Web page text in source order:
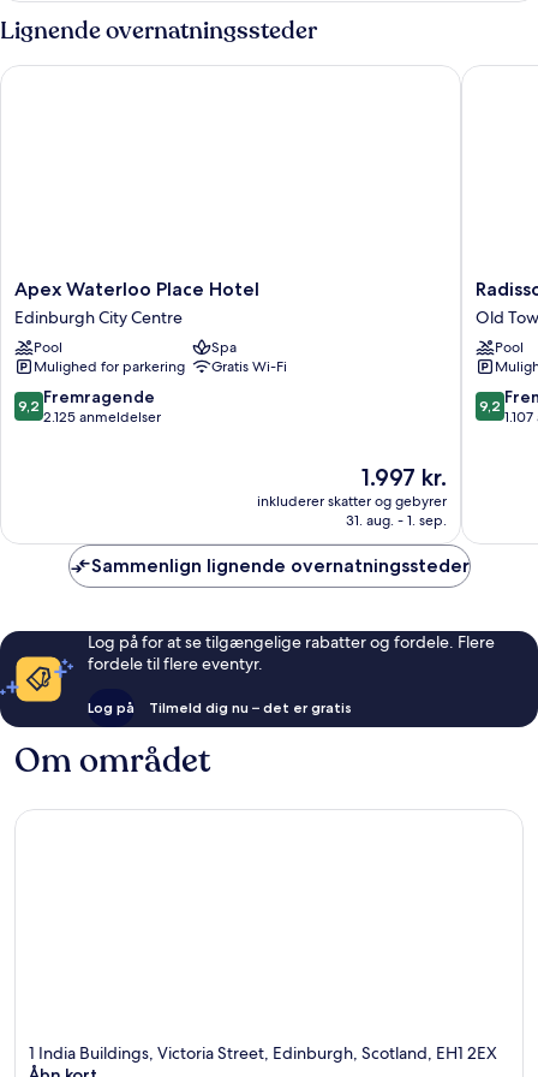
Lignende overnatningssteder
Apex
Waterloo
Place
Hotel
Edinburgh
City
Centre
Apex Waterloo Place Hotel
Edinburgh City Centre
Pool
Spa
Mulighed for parkering
Gratis Wi-Fi
9.2
ud
9,2 Fremragende
2.125 anmeldelser
Prisen
er
1.997 kr.
1.997 kr.
inkluderer skatter og gebyrer
31. aug. - 1. sep.
Apex Waterloo Place Hotel
Blu
Hotel,
City
Centre
Old
Old
Pool
9.2
ud
9,2
Sammenlign lignende overnatningssteder
Log på for at se tilgængelige rabatter og fordele. Flere
fordele til flere eventyr.
Log på Tilmeld dig nu – det er gratis
Om området
1 India Buildings, Victoria Street, Edinburgh, Scotland, EH1 2EX